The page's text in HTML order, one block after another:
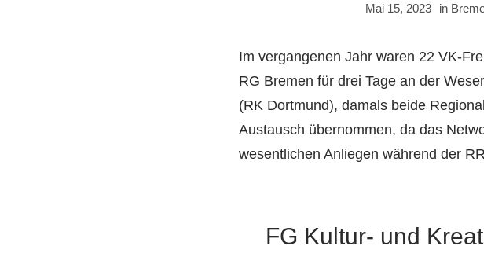
Mai 15, 2023 in
Im vergangenen Jahr waren 22 VK-
RG Bremen für drei Tage an der
(RK Dortmund), damals beide
Austausch übernommen, da das
wesentlichen Anliegen während der
FG Kultur- und